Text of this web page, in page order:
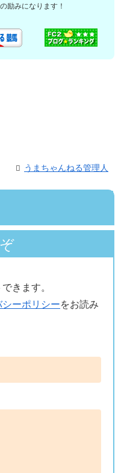
励みになります！
うまちゃんねる管理人
きます。
シーポリシーをお読み